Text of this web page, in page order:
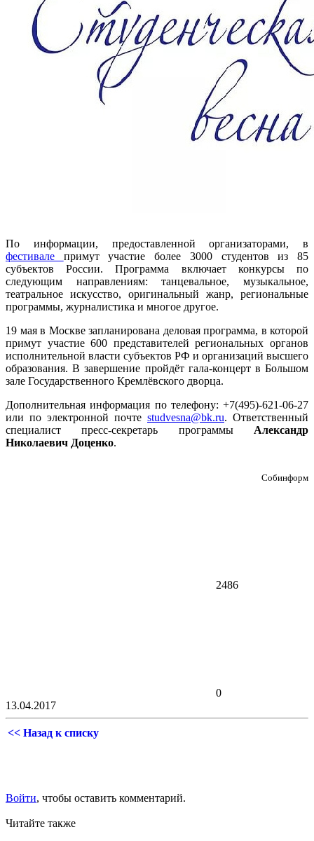
По информации, предоставленной организаторами, в
фестивале примут участие более 3000 студентов из 85
субъектов России. Программа включает конкурсы по
следующим направлениям: танцевальное, музыкальное,
театральное искусство, оригинальный жанр, региональные
программы, журналистика и многое другое.
19 мая в Москве запланирована деловая программа, в которой
примут участие 600 представителей региональных органов
исполнительной власти субъектов РФ и организаций высшего
образования. В завершение пройдёт гала-концерт в Большом
зале Государственного Кремлёвского дворца.
Дополнительная информация по телефону: +7(495)-621-06-27
или по электронной почте studvesna@bk.ru. Ответственный
специалист пресс-секретарь программы Александр
Николаевич Доценко.
Собинформ
2486
0
13.04.2017
<< Назад к списку
Войти, чтобы оставить комментарий.
Читайте также